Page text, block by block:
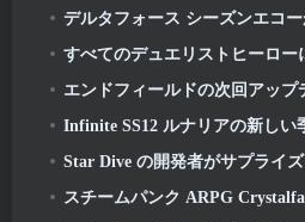
デルタフォース シーズンエコーがゼロダムマップ
すべてのデュエリストヒーロー
エンドフィールドの次回アップデートで
Infinite SS12 ルナリアの新しい季節メカニズムは
Star Dive の開発者がサプライズ ライブスト
スチームパンク ARPG Crystalfall が早期アクセス開始, しかし